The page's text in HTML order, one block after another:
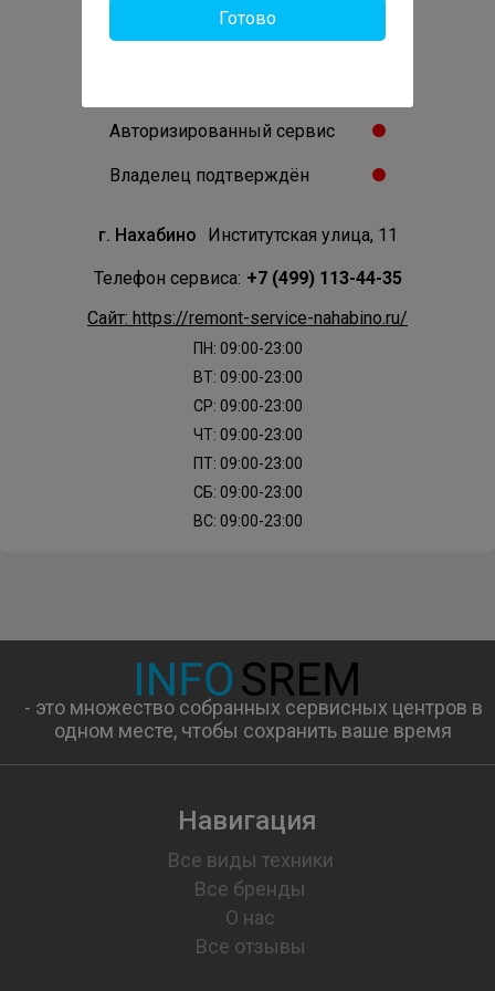
Авторизированный сервис
Владелец подтверждён
г. Нахабино Институтская улица, 11
Телефон сервиса: +7 (499) 113-44-35
Сайт: https://remont-service-nahabino.ru/
ПН: 09:00-23:00
ВТ: 09:00-23:00
СР: 09:00-23:00
ЧТ: 09:00-23:00
ПТ: 09:00-23:00
СБ: 09:00-23:00
ВС: 09:00-23:00
- это множество собранных сервисных центров в
одном месте, чтобы сохранить ваше время
Навигация
Все виды техники
Все бренды
О нас
Все отзывы
Готово